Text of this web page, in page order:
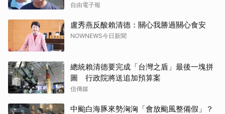
自由電子報
盧秀燕反酸賴清德：關心我勝過關心食安
NOWNEWS今日新聞
總統賴清德要完成「台灣之盾」最後一塊拼
圖 行政院將送追加預算案
信傳媒
中颱白海豚來勢洶洶「會放颱風整備假」？